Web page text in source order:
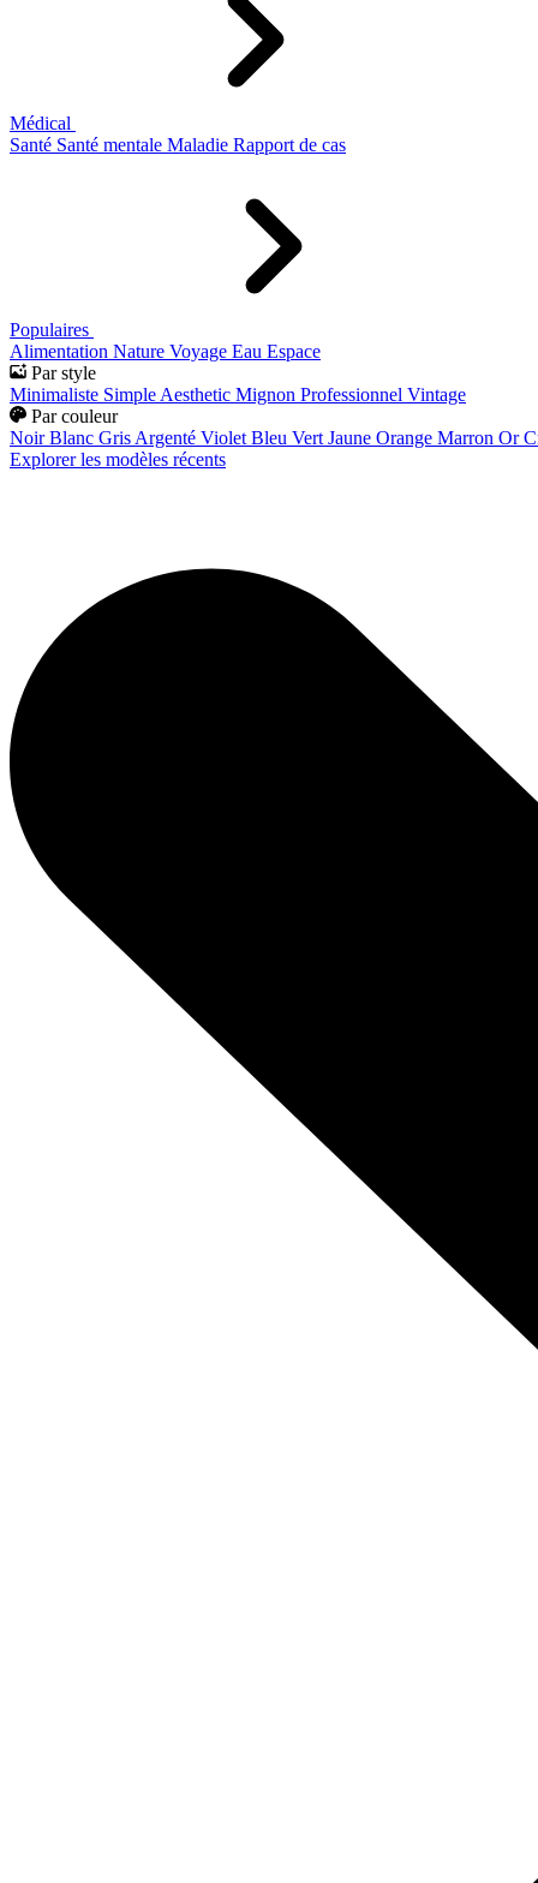
Médical
Santé Santé mentale Maladie Rapport de cas
Populaires
Alimentation Nature Voyage Eau Espace
Par style
Minimaliste Simple Aesthetic Mignon Professionnel Vintage
Par couleur
Noir Blanc Gris Argenté Violet Bleu Vert Jaune Orange Marron Or
Explorer les modèles récents